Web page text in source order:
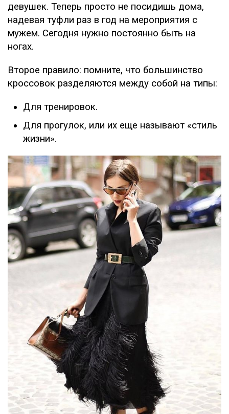
девушек. Теперь просто не посидишь дома,
надевая туфли раз в год на мероприятия с
мужем. Сегодня нужно постоянно быть на
ногах.
Второе правило: помните, что большинство
кроссовок разделяются между собой на типы:
Для тренировок.
Для прогулок, или их еще называют «стиль
жизни».